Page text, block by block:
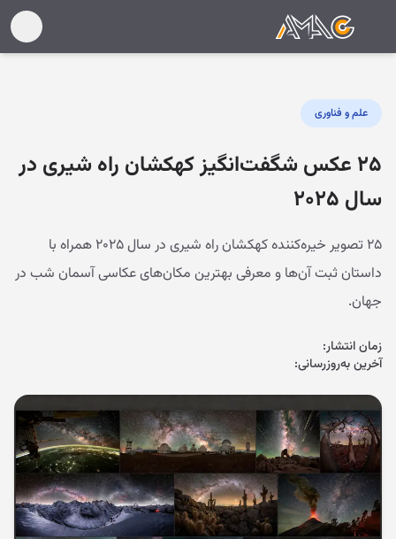
علم و فناوری
۲۵ عکس شگفت‌انگیز کهکشان راه شیری در
سال ۲۰۲۵
۲۵ تصویر خیره‌کننده کهکشان راه شیری در سال ۲۰۲۵ همراه با
داستان ثبت آن‌ها و معرفی بهترین مکان‌های عکاسی آسمان شب در
جهان.
زمان انتشار:
آخرین به‌روزرسانی: